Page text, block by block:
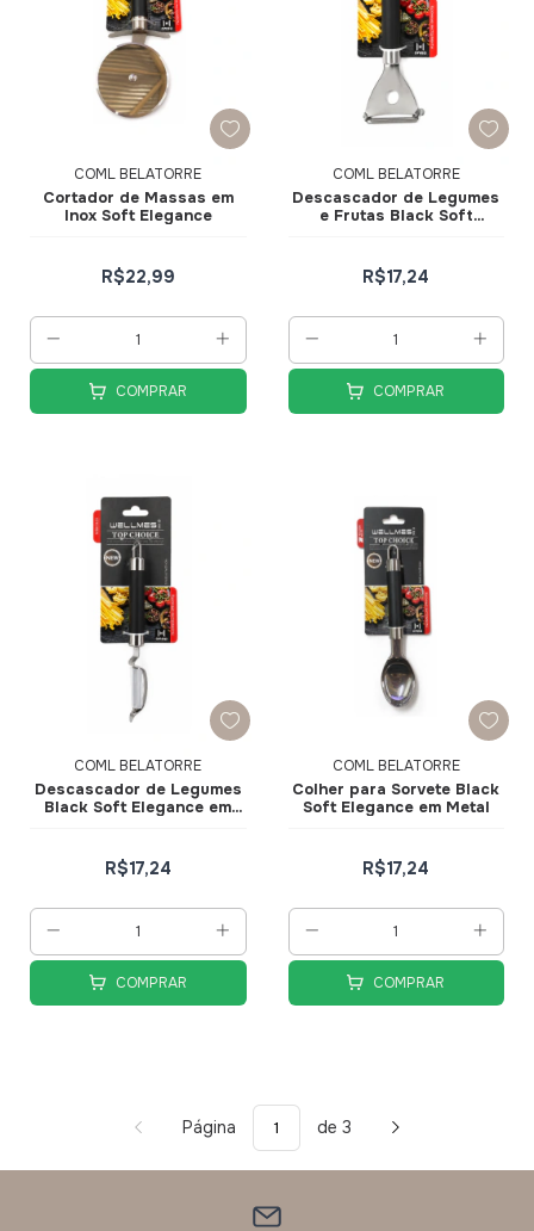
COML BELATORRE
Cortador de Massas em
Inox Soft Elegance
R$22,99
COMPRAR
COML BELATORRE
Descascador de Legumes
e Frutas Black Soft
R$17,24
COMPRAR
COML BELATORRE
Descascador de Legumes
Black Soft Elegance em
R$17,24
COMPRAR
COML BELATORRE
Colher para Sorvete Black
Soft Elegance em Metal
R$17,24
COMPRAR
Página de 3